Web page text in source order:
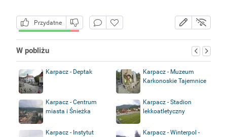
Przydatne
W pobliżu
Karpacz - Deptak
Karpacz - Muzeum
Karkonoskie Tajemnice
Karpacz - Centrum
miasta i Śnieżka
Karpacz - Stadion
lekkoatletyczny
Karpacz - Instytut
Karpacz - Winterpol -